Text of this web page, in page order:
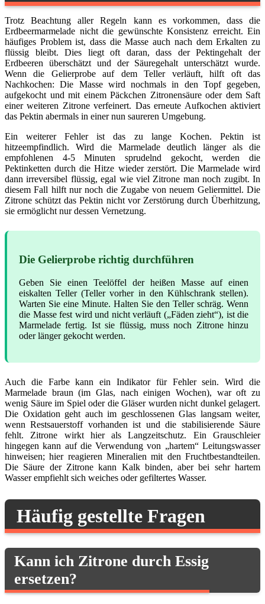
Trotz Beachtung aller Regeln kann es vorkommen, dass die
Erdbeermarmelade nicht die gewünschte Konsistenz erreicht. Ein
häufiges Problem ist, dass die Masse auch nach dem Erkalten zu
flüssig bleibt. Dies liegt oft daran, dass der Pektingehalt der
Erdbeeren überschätzt und der Säuregehalt unterschätzt wurde.
Wenn die Gelierprobe auf dem Teller verläuft, hilft oft das
Nachkochen: Die Masse wird nochmals in den Topf gegeben,
aufgekocht und mit einem Päckchen Zitronensäure oder dem Saft
einer weiteren Zitrone verfeinert. Das erneute Aufkochen aktiviert
das Pektin abermals in einer nun saureren Umgebung.
Ein weiterer Fehler ist das zu lange Kochen. Pektin ist
hitzeempfindlich. Wird die Marmelade deutlich länger als die
empfohlenen 4-5 Minuten sprudelnd gekocht, werden die
Pektinketten durch die Hitze wieder zerstört. Die Marmelade wird
dann irreversibel flüssig, egal wie viel Zitrone man noch zugibt. In
diesem Fall hilft nur noch die Zugabe von neuem Geliermittel. Die
Zitrone schützt das Pektin nicht vor Zerstörung durch Überhitzung,
sie ermöglicht nur dessen Vernetzung.
Die Gelierprobe richtig durchführen
Geben Sie einen Teelöffel der heißen Masse auf einen
eiskalten Teller (Teller vorher in den Kühlschrank stellen).
Warten Sie eine Minute. Halten Sie den Teller schräg. Wenn
die Masse fest wird und nicht verläuft („Fäden zieht“), ist die
Marmelade fertig. Ist sie flüssig, muss noch Zitrone hinzu
oder länger gekocht werden.
Auch die Farbe kann ein Indikator für Fehler sein. Wird die
Marmelade braun (im Glas, nach einigen Wochen), war oft zu
wenig Säure im Spiel oder die Gläser wurden nicht dunkel gelagert.
Die Oxidation geht auch im geschlossenen Glas langsam weiter,
wenn Restsauerstoff vorhanden ist und die stabilisierende Säure
fehlt. Zitrone wirkt hier als Langzeitschutz. Ein Grauschleier
hingegen kann auf die Verwendung von „hartem“ Leitungswasser
hinweisen; hier reagieren Mineralien mit den Fruchtbestandteilen.
Die Säure der Zitrone kann Kalk binden, aber bei sehr hartem
Wasser empfiehlt sich weiches oder gefiltertes Wasser.
Häufig gestellte Fragen
Kann ich Zitrone durch Essig
ersetzen?